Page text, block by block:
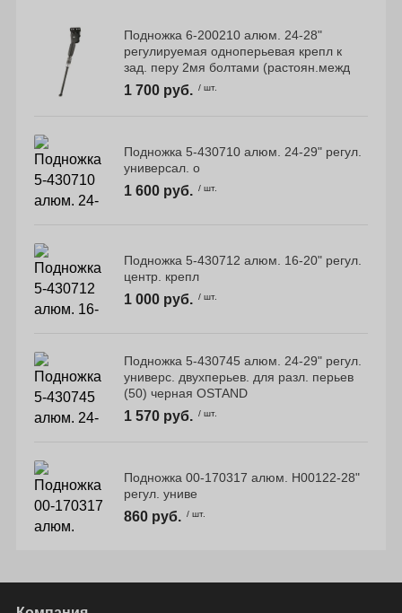
Подножка 6-200210 алюм. 24-28"
регулируемая одноперьевая крепл к
зад. перу 2мя болтами (растоян.межд
1 700 руб. / шт.
Подножка 5-430710 алюм. 24-29" регул.
универсал. о
1 600 руб. / шт.
Подножка 5-430712 алюм. 16-20" регул.
центр. крепл
1 000 руб. / шт.
Подножка 5-430745 алюм. 24-29" регул.
универс. двухперьев. для разл. перьев
(50) черная OSTAND
1 570 руб. / шт.
Подножка 00-170317 алюм. H00122-28"
регул. униве
860 руб. / шт.